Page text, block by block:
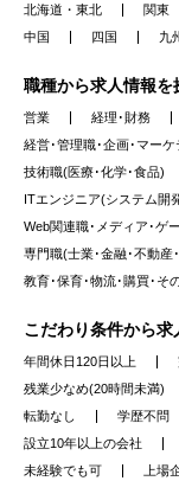
北海道・東北 関東
中国
四国 九
職種から求人情報を
営業 経理･財務
経営･管理職･企画･マーケ
技術職(医療･化学･食品)
ITエンジニア(システム開
Web関連職･メディア･ゲ
専門職(士業･金融･不動産
教育･保育･物流･購買･そ
こだわり条件から求
年間休日120日以上
残業少なめ(20時間未満)
転勤なし
学歴不問
設立10年以上の会社
未経験でも可
上場